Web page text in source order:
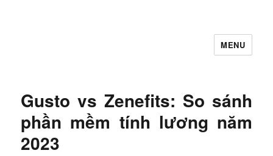
MENU
Gusto vs Zenefits: So sánh
phần mềm tính lương năm
2023